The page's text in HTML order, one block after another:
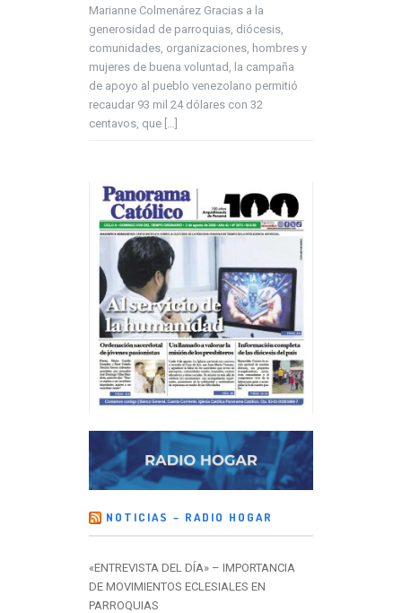
Marianne Colmenárez Gracias a la
generosidad de parroquias, diócesis,
comunidades, organizaciones, hombres y
mujeres de buena voluntad, la campaña
de apoyo al pueblo venezolano permitió
recaudar 93 mil 24 dólares con 32
centavos, que […]
NOTICIAS – RADIO HOGAR
«ENTREVISTA DEL DÍA» – IMPORTANCIA
DE MOVIMIENTOS ECLESIALES EN
PARROQUIAS